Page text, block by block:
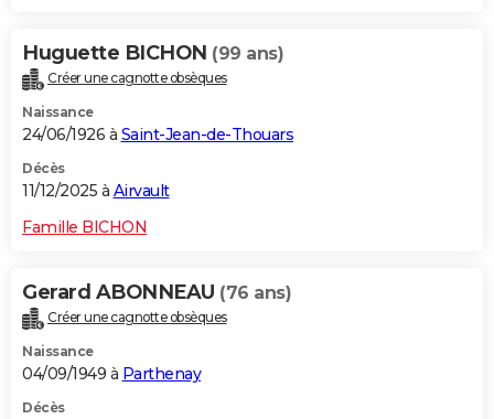
Huguette BICHON (99 ans)
Créer une cagnotte obsèques
Naissance
24/06/1926 à Saint-Jean-de-Thouars
Décès
11/12/2025 à Airvault
Famille BICHON
Gerard ABONNEAU (76 ans)
Créer une cagnotte obsèques
Naissance
04/09/1949 à Parthenay
Décès